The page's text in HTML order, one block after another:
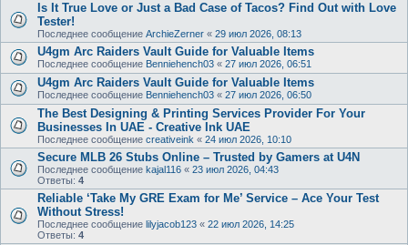
Is It True Love or Just a Bad Case of Tacos? Find Out with Love
Tester!
Последнее сообщение ArchieZerner « 29 июл 2026, 08:13
U4gm Arc Raiders Vault Guide for Valuable Items
Последнее сообщение Benniehench03 « 27 июл 2026, 06:51
U4gm Arc Raiders Vault Guide for Valuable Items
Последнее сообщение Benniehench03 « 27 июл 2026, 06:50
The Best Designing & Printing Services Provider For Your
Businesses In UAE - Creative Ink UAE
Последнее сообщение creativeink « 24 июл 2026, 10:10
Secure MLB 26 Stubs Online – Trusted by Gamers at U4N
Последнее сообщение kajal116 « 23 июл 2026, 04:43
Ответы: 4
Reliable ‘Take My GRE Exam for Me’ Service – Ace Your Test
Without Stress!
Последнее сообщение lilyjacob123 « 22 июл 2026, 14:25
Ответы: 4